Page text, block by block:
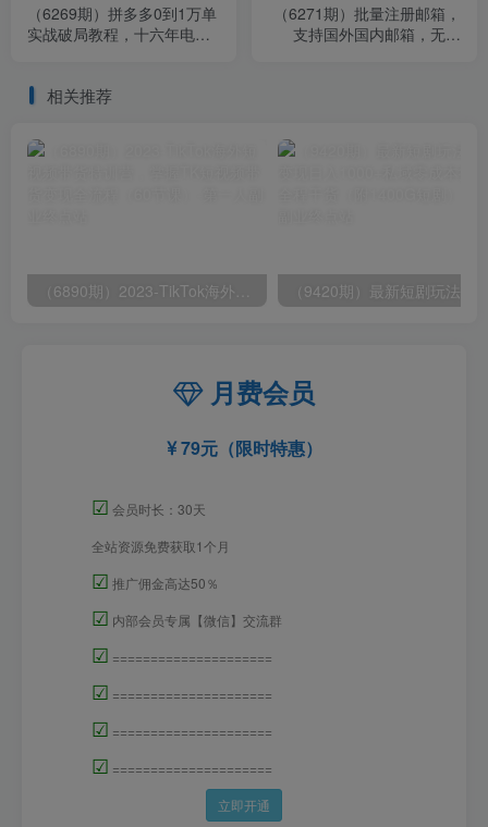
（6269期）拼多多0到1万单
实战破局教程，十六年电商
（6271期）批量注册邮箱，
支持国外国内邮箱，无风
相关推荐
月费会员
79元（限时特惠）
☑ 会员时长：30天
全站资源免费获取1个月
☑ 推广佣金高达50％
☑ 内部会员专属【微信】交流群
☑ =====================
☑ =====================
☑ =====================
☑ =====================
立即开通